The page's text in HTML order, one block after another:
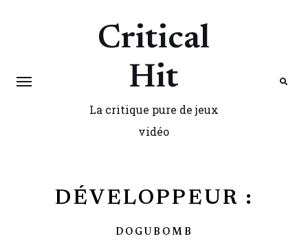
Critical
Hit
La critique pure de jeux
vidéo
DÉVELOPPEUR :
DOGUBOMB